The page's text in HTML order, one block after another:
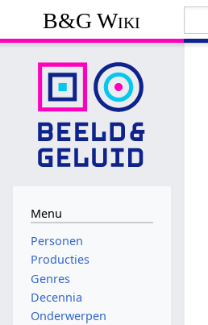
B&G Wiki
Menu
Personen
Producties
Genres
Decennia
Onderwerpen